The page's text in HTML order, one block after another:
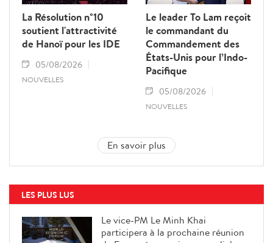
La Résolution n°10
soutient l'attractivité
de Hanoï pour les IDE
05/08/2026
NOUVELLES
Le leader To Lam reçoit
le commandant du
Commandement des
États-Unis pour l’Indo-
Pacifique
05/08/2026
NOUVELLES
En savoir plus
LES PLUS LUS
Le vice-PM Le Minh Khai
participera à la prochaine réunion